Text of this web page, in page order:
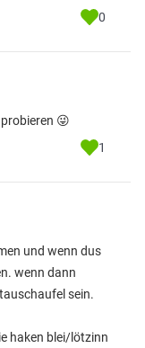
0
😜
1
und wenn dus
wenn dann
sein.
haken blei/lötzinn